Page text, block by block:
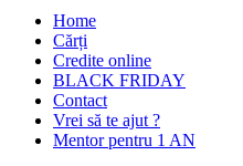
Home
Cărți
Credite online
BLACK FRIDAY
Contact
Vrei să te ajut ?
Mentor pentru 1 AN